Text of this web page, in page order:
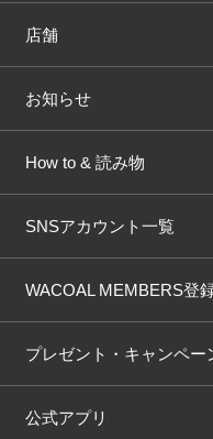
トピックス
WACOAL
AMPHI
OUR WACOAL
WACOAL Remamma
Licensed Brands
店舗
店舗を探す
ブラ無料診断
3Dボディスキャン
お知らせ
新着情報
商品回収
ニュース＆トピックス
How to & 読み物
下着の基礎知識
ブラパン
大人の工場見学inベトナ
SNSアカウント一覧
WACOAL MEMBERS登
プレゼント・キャンペー
公式アプリ